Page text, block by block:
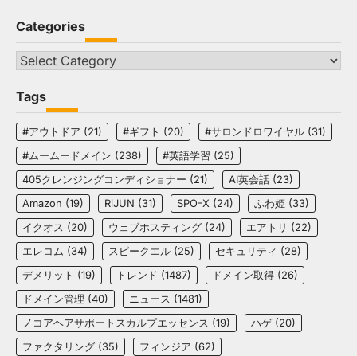
Categories
Categories
Tags
#アウトドア (21) #ギフト (20) #サロンドロワイヤル (31)
#ムームードメイン (238) #英語学習 (25)
405クレンジングコンディショナー (21) AI英会話 (23)
Amazon (19) RiJUN (31) SPO-X (24) ふわ姫 (33)
イクオス (20) ウェブホスティング (24) エアトリ (22)
エレコム (34) スピークエル (25) セキュリティ (28)
デメリット (19) トレンド (1487) ドメイン取得 (26)
ドメイン管理 (40) ニュース (1481)
ノコアヘアサポートスカルプエッセンス (19) ハゲ (20)
ファクタリング (35) フィンジア (62)